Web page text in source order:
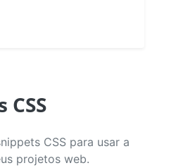
CSS
CSS para usar a
projetos web.